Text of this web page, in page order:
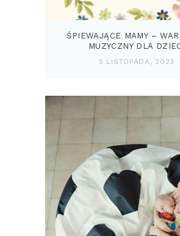
ŚPIEWAJĄCE MAMY –
MUZYCZNY DLA
5 LISTOPADA, 2023